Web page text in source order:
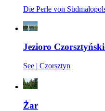
Die Perle von
Jezioro
See | Czorsztyn
Żar